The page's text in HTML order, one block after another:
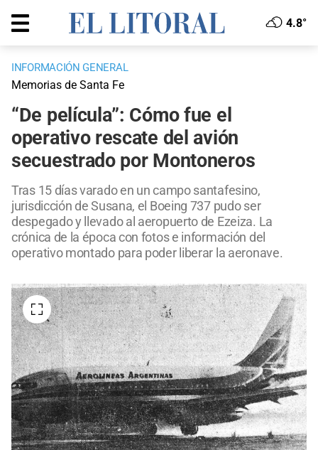
4.8°
INFORMACIÓN GENERAL
Memorias de Santa Fe
“De película”: Cómo fue el
operativo rescate del avión
secuestrado por Montoneros
Tras 15 días varado en un campo santafesino,
jurisdicción de Susana, el Boeing 737 pudo ser
despegado y llevado al aeropuerto de Ezeiza. La
crónica de la época con fotos e información del
operativo montado para poder liberar la aeronave.